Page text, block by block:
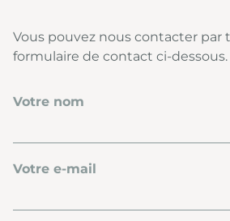
Vous pouvez nous contacter par
formulaire de contact ci-dessous.
Votre nom
Votre e-mail